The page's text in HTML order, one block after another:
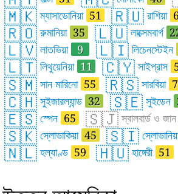
🇲🇰ম্যাসাডোনিয়া 51 🇷🇺 রাশিয়া
🇷🇴রুমানিয়া 35 🇱🇺 লাক্সেমবার্গ
🇱🇻 লাতভিয়া 9 🇱🇮 লিচেনস্টেইন
🇱🇹 লিথুয়েনিয়া 11 🇨🇾 সাইপ্রাস
🇸🇲 সান মারিনো 55 🇷🇸 সারবিয়া
🇨🇭 সুইজারল্যান্ড 32 🇸🇪 সুইডেন
🇪🇸 স্পেন 65 🇸🇯স্বালবার্ড ও
🇸🇰 স্লোভাকিয়া 45 🇸🇮
🇳🇱 হল্যাণ্ড 59 🇭🇺 হাঙ্গেরী 51